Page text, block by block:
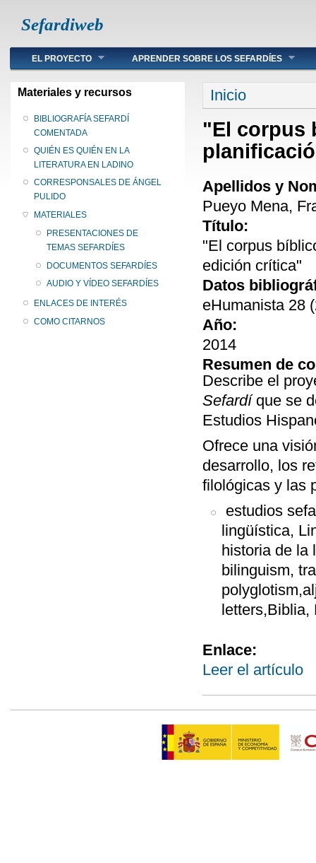
Sefardiweb
Main menu
EL PROYECTO APRENDER SOBRE LOS SEFARDÍES
Materiales y recursos
BIBLIOGRAFÍA SEFARDÍ
COMENTADA
QUIÉN ES QUIÉN EN LA
LITERATURA EN LADINO
CORRESPONSALES DE ÁNGEL
PULIDO
MATERIALES
PRESENTACIONES DE
TEMAS SEFARDÍES
DOCUMENTOS SEFARDÍES
AUDIO Y VÍDEO SEFARDÍES
ENLACES DE INTERÉS
COMO CITARNOS
Se encuentra
Inicio
"El corpus
Apellidos y
Pueyo Mena,
Título:
"El corpus
edición crítica"
Datos
eHumanista 28
Año:
2014
Resumen de
Describe el
Sefardíque se
Estudios
Ofrece una
desarrollo, los
filológicas y las
estudios
lingüística,
historia de la
bilinguism,
letters,Biblia,
Enlace:
Leer el artículo